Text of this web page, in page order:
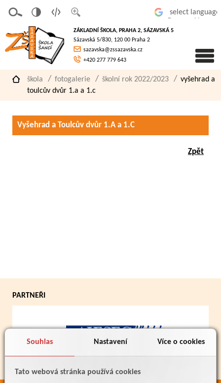
Souhlas Nastavení Více o cookies
Tato webová stránka používá cookies
písmo
á
verze
pro
slaboz
raké
ZÁKLADNÍ ŠKOLA, PRAHA 2, SÁZAVSKÁ 5
Sázavská 5/830, 120 00 Praha 2
sazavska@zssazavska.cz
+420 277 779 643
škola fotogalerie školní rok 2022/2023
vyšehrad a
toulcův dvůr 1.a a 1.c
Vyšehrad a Toulcův dvůr 1.A a 1.C
Zpět
PARTNEŘI